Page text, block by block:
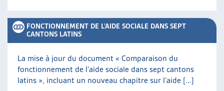
FONCTIONNEMENT DE L’AIDE SOCIALE DANS SEPT
CANTONS LATINS
La mise à jour du document « Comparaison du
fonctionnement de l’aide sociale dans sept cantons
latins », incluant un nouveau chapitre sur l’aide [...]